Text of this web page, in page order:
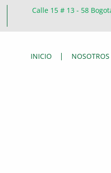
Calle 15 # 13 - 58
INICIO NOSOTROS